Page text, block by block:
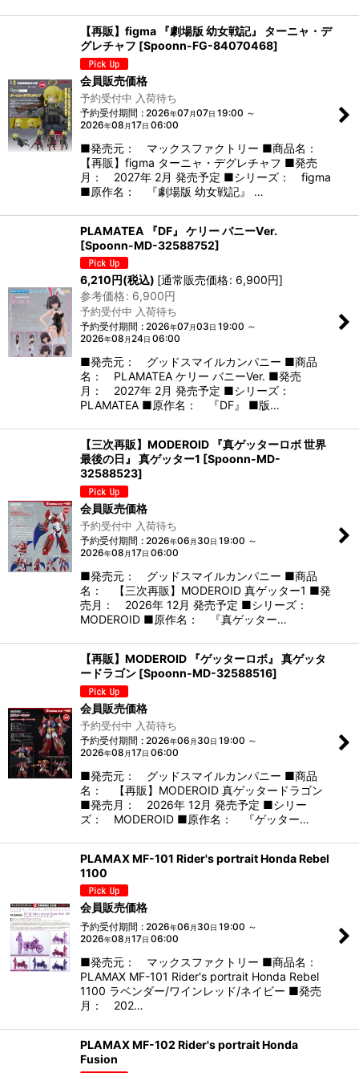
【再販】figma 『劇場版 幼女戦記』 ターニャ・デ
グレチャフ [Spoonn-FG-84070468]
会員販売価格
予約受付中 入荷待ち
予約受付期間 : 2026年07月07日 19:00 ～
2026年08 月17日 06:00
■発売元： マックスファクトリー ■商品名：
【再販】figma ターニャ・デグレチャフ ■発売
月： 2027年 2月 発売予定 ■シリーズ： figma
■原作名： 『劇場版 幼女戦記』 …
PLAMATEA 『DF』 ケリー バニーVer.
[Spoonn-MD-32588752]
6,210 円(税込) [通常販売価格: 6,900円]
参考価格: 6,900円
予約受付中 入荷待ち
予約受付期間 : 2026年07月03 日 19:00 ～
2026年08月24日 06:00
■発売元： グッドスマイルカンパニー ■商品
名： PLAMATEA ケリー バニーVer. ■発売
月： 2027年 2月 発売予定 ■シリーズ：
PLAMATEA ■原作名： 『DF』 ■版…
【三次再販】MODEROID 『真ゲッターロボ 世界
最後の日』 真ゲッター1 [Spoonn-MD-
32588523]
会員販売価格
予約受付中 入荷待ち
予約受付期間 : 2026年06 月 30日 19:00 ～
2026年08 月17日 06:00
■発売元： グッドスマイルカンパニー ■商品
名： 【三次再販】MODEROID 真ゲッター1 ■発
売月： 2026年 12月 発売予定 ■シリーズ：
MODEROID ■原作名： 『真ゲッター…
【再販】MODEROID 『ゲッターロボ』 真ゲッタ
ードラゴン [Spoonn-MD-32588516]
会員販売価格
予約受付中 入荷待ち
予約受付期間 : 2026年06 月 30日 19:00 ～
2026年08 月17日 06:00
■発売元： グッドスマイルカンパニー ■商品
名： 【再販】MODEROID 真ゲッタードラゴン
■発売月： 2026年 12月 発売予定 ■シリー
ズ： MODEROID ■原作名： 『ゲッター…
PLAMAX MF-101 Rider's portrait Honda Rebel
1100
会員販売価格
予約受付期間 : 2026年06月 30 日 19:00 ～
2026年08月17日 06:00
■発売元： マックスファクトリー ■商品名：
PLAMAX MF-101 Rider's portrait Honda Rebel
1100 ラベンダー/ワインレッド/ネイビー ■発売
月： 202…
PLAMAX MF-102 Rider's portrait Honda
Fusion